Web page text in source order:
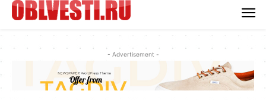
- Advertisement -